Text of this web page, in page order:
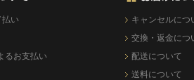
払い
るお支払い
キャンセルにつ
交換・返金につ
配送について
送料について